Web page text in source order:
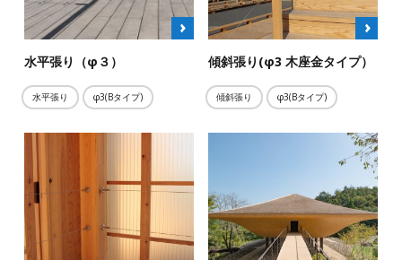
水平張り（φ３）
水平張り φ3(Bタイプ)
傾斜張り(φ3 木座金タイプ）
傾斜張り φ3(Bタイプ)